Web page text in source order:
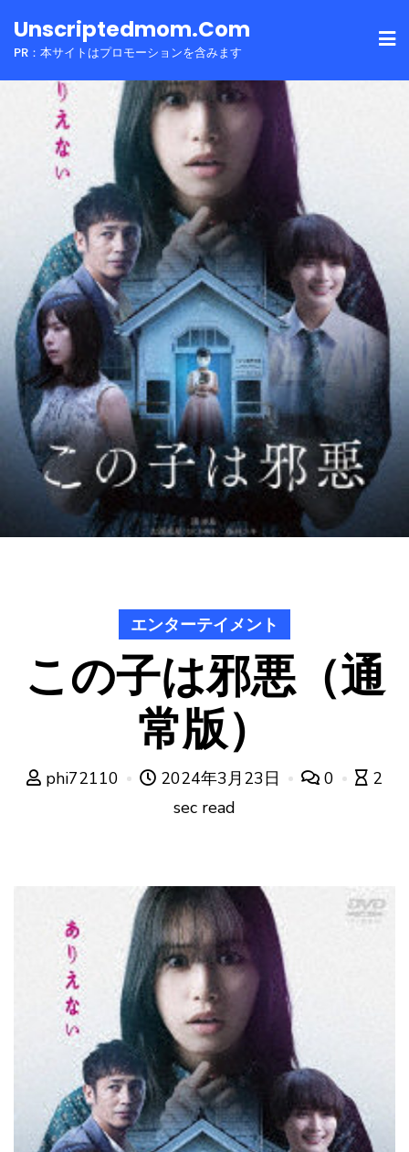
toUnscriptedmom.com
PR：本サイトはプロモーションを含みます
エンターテイメント
この子は邪悪（通
常版）
phi72110 2024年3月23日 0
2
sec read